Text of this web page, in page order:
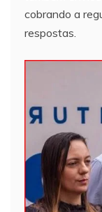
cobrando a
respostas.